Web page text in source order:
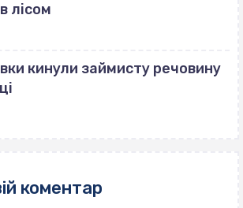
лісом
кинули займисту речовину
коментар